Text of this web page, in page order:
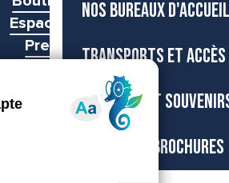
NOS BUREAUX D'ACCUEIL
TRANSPORTS ET ACCÈS
BOUTIQUE ET
CARTES ET BROCHURES
Espace pro
Presse